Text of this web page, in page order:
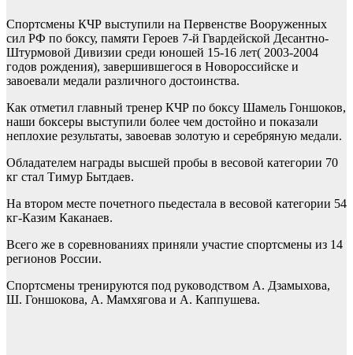
Спортсмены КЧР выступили на Первенстве Вооруженных
сил РФ по боксу, памяти Героев 7-й Гвардейской Десантно-
Штурмовой Дивизии среди юношей 15-16 лет( 2003-2004
годов рождения), завершившегося в Новороссийске и
завоевали медали различного достоинства.
Как отметил главный тренер КЧР по боксу Шамель Гоншоков,
наши боксеры выступили более чем достойно и показали
неплохие результаты, завоевав золотую и серебряную медали.
Обладателем награды высшей пробы в весовой категории 70
кг стал Тимур Бытдаев.
На втором месте почетного пьедестала в весовой категории 54
кг-Казим Каканаев.
Всего же в соревнованиях приняли участие спортсмены из 14
регионов России.
Спортсмены тренируются под руководством А. Дзамыхова,
Ш. Гоншокова, А. Мамхягова и А. Каппушева.